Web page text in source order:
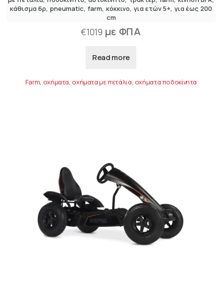
κάθισμα 6ρ pneumatic farm κόκκινο για ετών 5+ για έως 200
cm
€1019 με ΦΠΑ
Read more
Farm, οχήματα, οχήματα με πετάλια, οχήματα ποδοκίνητα